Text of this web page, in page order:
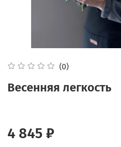
(0)
Весенняя легкость
4 845 ₽